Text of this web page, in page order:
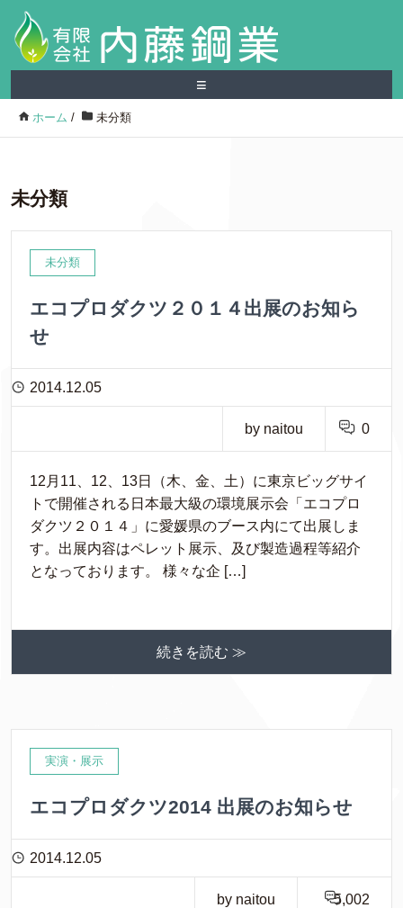
≡
ホーム / 未分類
未分類
未分類
エコプロダクツ２０１４出展のお知ら
せ
2014.12.05
by naitou 0
12月11、12、13日（木、金、土）に東京ビッグサイ
トで開催される日本最大級の環境展示会「エコプロ
ダクツ２０１４」に愛媛県のブース内にて出展しま
す。出展内容はペレット展示、及び製造過程等紹介
となっております。 様々な企 […]
続きを読む ≫
実演・展示
エコプロダクツ2014 出展のお知らせ
2014.12.05
by naitou 5,002